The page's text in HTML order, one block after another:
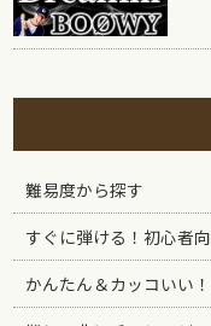
難易度から探す
すぐに弾ける！初心者
かんたん＆カッコいい！